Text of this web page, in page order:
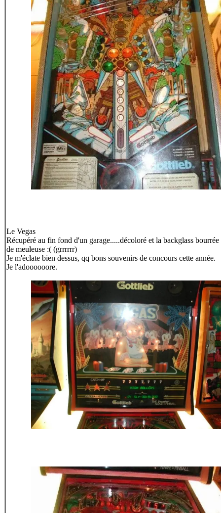
Le Vegas
Récupéré au fin fond d'un garage.....décoloré et la backglass
de meuleuse :( (grrrrrr)
Je m'éclate bien dessus, qq bons souvenirs de concours cette année.
Je l'adoooooore.